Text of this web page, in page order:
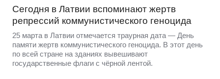
Сегодня в Латвии вспоминают жертв
репрессий коммунистического геноцида
25 марта в Латвии отмечается траурная дата — День
памяти жертв коммунистического геноцида. В этот день
по всей стране на зданиях вывешивают
государственные флаги с чёрной лентой.